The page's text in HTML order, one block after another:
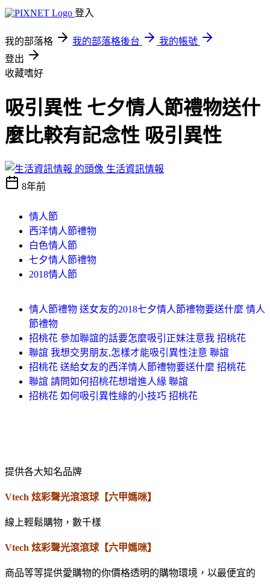
登入
我的部落格 我的部落格後台
我的帳號
登出
收藏嗜好
吸引異性 七夕情人節禮物送什
麼比較有記念性 吸引異性
生活資訊情報
8年前
情人節
西洋情人節禮物
白色情人節
七夕情人節禮物
2018情人節
情人節禮物 送女友的2018七夕情人節禮物要送什麼 情人
節禮物
招桃花 參加聯誼的話要怎麼吸引正妹注意我 招桃花
聯誼 我想交男朋友,怎樣才能吸引異性注意 聯誼
招桃花 送給女友的西洋情人節禮物要送什麼 招桃花
聯誼 請問如何招桃花想增進人緣 聯誼
招桃花 如何吸引異性緣的小技巧 招桃花
提供各大知名品牌
Vtech 炫彩聲光滾滾球【六甲媽咪】
線上輕鬆購物，數千樣
Vtech 炫彩聲光滾滾球【六甲媽咪】
商品等等提供愛購物的你價格透明的購物環境，以最便宜的